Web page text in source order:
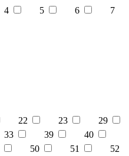
4 5 6
7
22 23
29
33 39
40
50 51
52